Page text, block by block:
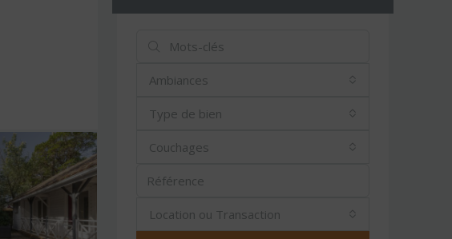
Ambiances
Type de bien
Couchages
Location ou Transaction